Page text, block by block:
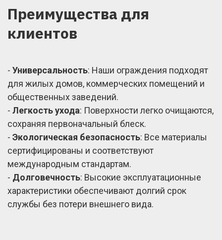
Преимущества для
клиентов
- Универсальность: Наши ограждения подходят
для жилых домов, коммерческих помещений и
общественных заведений.
- Легкость ухода: Поверхности легко очищаются,
сохраняя первоначальный блеск.
- Экологическая безопасность: Все материалы
сертифицированы и соответствуют
международным стандартам.
- Долговечность: Высокие эксплуатационные
характеристики обеспечивают долгий срок
службы без потери внешнего вида.